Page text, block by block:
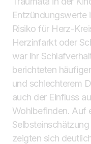
Entzündungswerte
Risiko für Herz-
Herzinfarkt oder
war ihr
berichteten
und schlechterem
auch der Einfluss
Wohlbefinden. Auf
zeigten sich